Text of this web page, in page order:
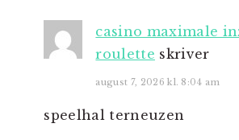
casino maximale
roulette skriver
august 7, 2026 kl. 8:04 am
speelhal terneuzen